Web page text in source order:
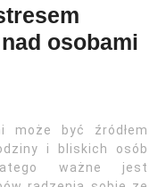
osobami
może być źródłem
i bliskich osób
ważne jest